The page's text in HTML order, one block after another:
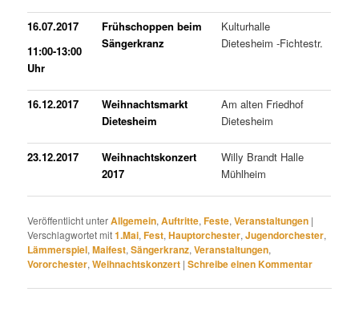
16.07.2017
11:00-13:00
Uhr
Frühschoppen beim
Sängerkranz
Kulturhalle
Dietesheim -Fichtestr.
16.12.2017
Weihnachtsmarkt
Dietesheim
Am alten Friedhof
Dietesheim
23.12.2017
Weihnachtskonzert
2017
Willy Brandt Halle
Mühlheim
Veröffentlicht unterAllgemein,Auftritte,Feste,Veranstaltungen |
Verschlagwortet mit1.Mai,Fest,Hauptorchester,Jugendorchester,
Lämmerspiel,Maifest,Sängerkranz,Veranstaltungen,
Vororchester,Weihnachtskonzert |Schreibe einen Kommentar